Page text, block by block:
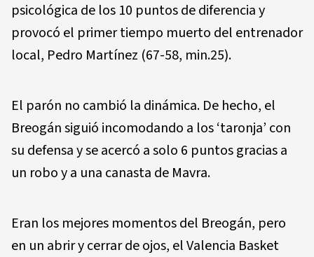
psicológica de los 10 puntos de diferencia y
provocó el primer tiempo muerto del entrenador
local, Pedro Martínez (67-58, min.25).
El parón no cambió la dinámica. De hecho, el
Breogán siguió incomodando a los ‘taronja’ con
su defensa y se acercó a solo 6 puntos gracias a
un robo y a una canasta de Mavra.
Eran los mejores momentos del Breogán, pero
en un abrir y cerrar de ojos, el Valencia Basket